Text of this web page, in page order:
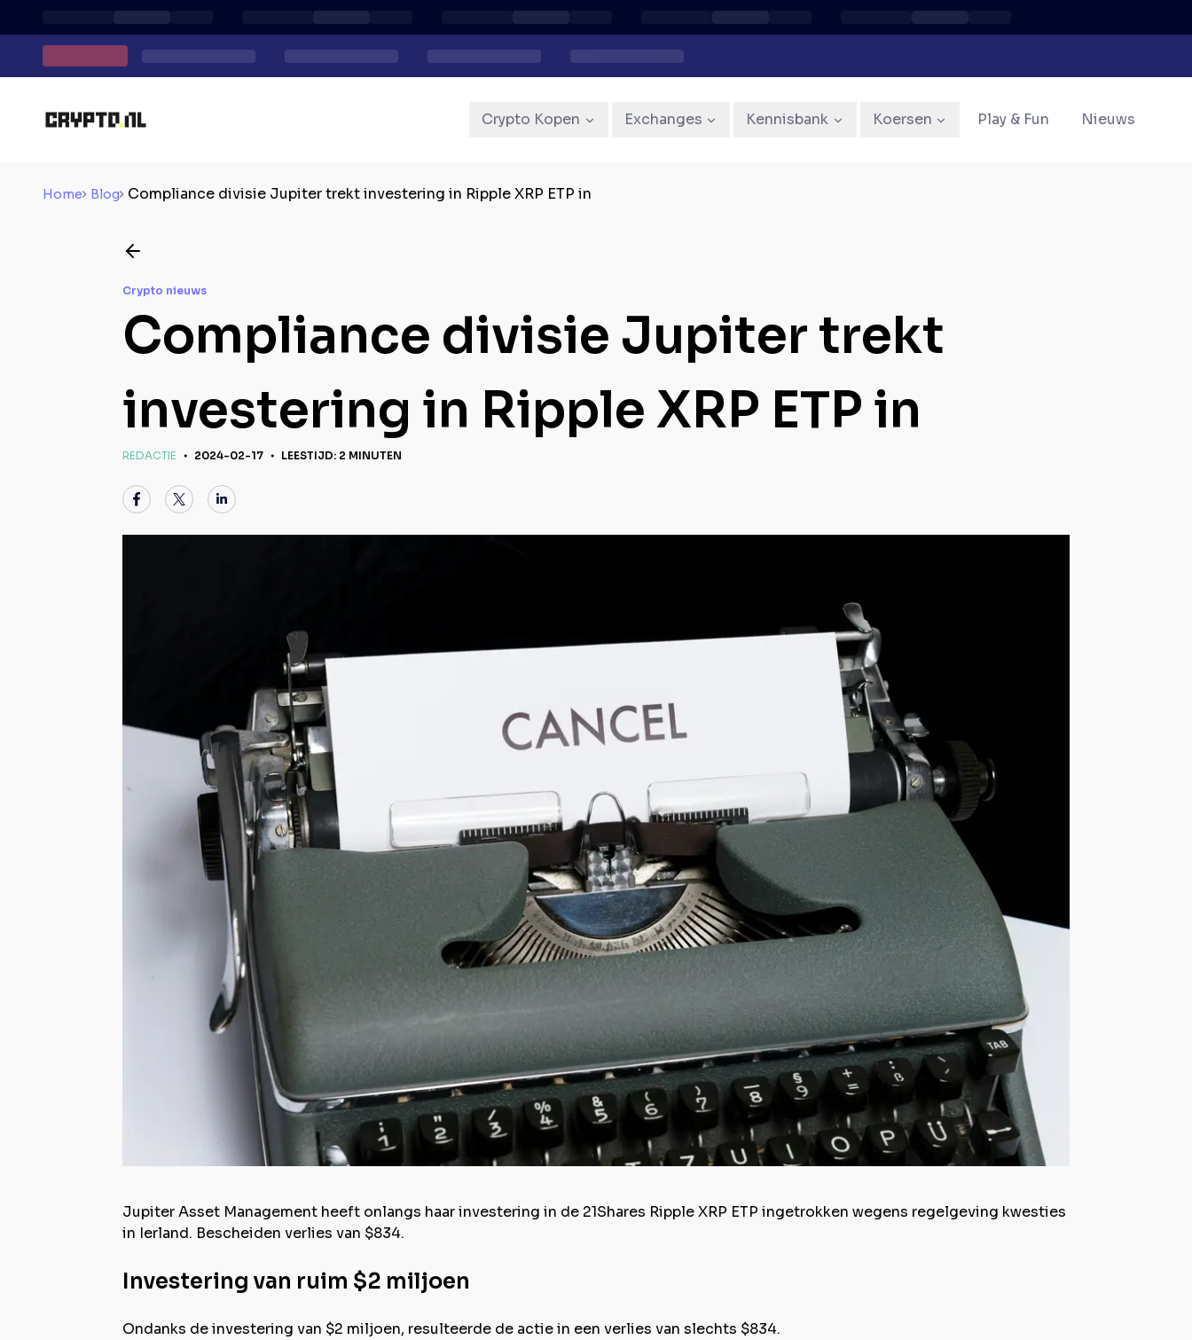
Crypto Kopen Exchanges Kennisbank Koersen Play & Fun Nieuws
Home Blog Compliance divisie Jupiter trekt investering in Ripple XRP ETP in
Crypto nieuws
Compliance divisie Jupiter trekt
investering in Ripple XRP ETP in
REDACTIE 2024-02-17 LEESTIJD: 2 MINUTEN
Jupiter Asset Management heeft onlangs haar investering in de 21Shares Ripple XRP ETP ingetrokken wegens regelgeving kwesties
in Ierland. Bescheiden verlies van $834.
Investering van ruim $2 miljoen
Ondanks de investering van $2 miljoen, resulteerde de actie in een verlies van slechts $834.